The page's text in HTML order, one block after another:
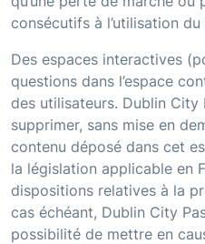
consécutifs à l’utilisation du
Des espaces interactives
questions dans l’espace
des utilisateurs. Dublin City
supprimer, sans mise en
contenu déposé dans cet
la législation applicable en
dispositions relatives à la
cas échéant, Dublin City
possibilité de mettre en